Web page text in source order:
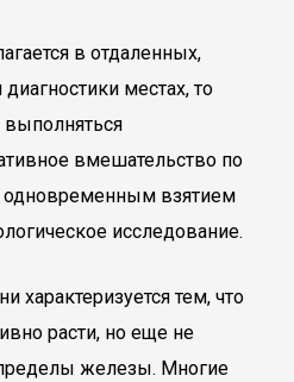
в отдаленных,
местах, то
вмешательство по
одновременным взятием
исследование.
характеризуется тем, что
расти, но еще не
пределы железы. Многие